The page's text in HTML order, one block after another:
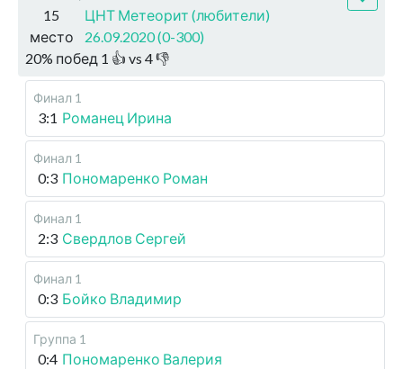
15
место
ЦНТ Метеорит (любители)
26.09.2020 (0-300)
20% побед 1 👍 vs 4👎
Финал 1
3:1 Романец Ирина
Финал 1
0:3 Пономаренко Роман
Финал 1
2:3 Свердлов Сергей
Финал 1
0:3 Бойко Владимир
Группа 1
0:4 Пономаренко Валерия